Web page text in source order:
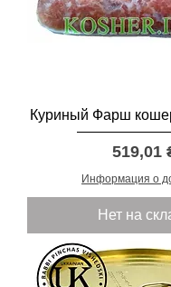
Куриный Фарш
Цена
519,01
Информация о
Нет на